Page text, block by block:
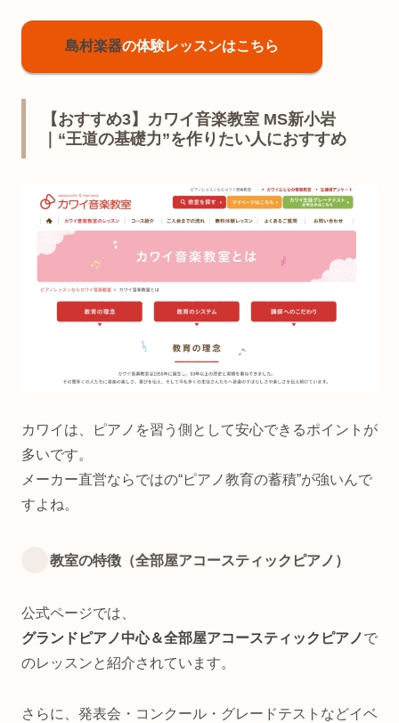
島村楽器の体験レッスンはこちら
【おすすめ3】カワイ音楽教室 MS新小岩
｜“王道の基礎力”を作りたい人におすすめ
カワイは、ピアノを習う側として安心できるポイントが
多いです。
メーカー直営ならではの“ピアノ教育の蓄積”が強いんで
すよね。
教室の特徴（全部屋アコースティックピアノ）
公式ページでは、
グランドピアノ中心＆全部屋アコースティックピアノで
のレッスンと紹介されています。
さらに、発表会・コンクール・グレードテストなどイベ